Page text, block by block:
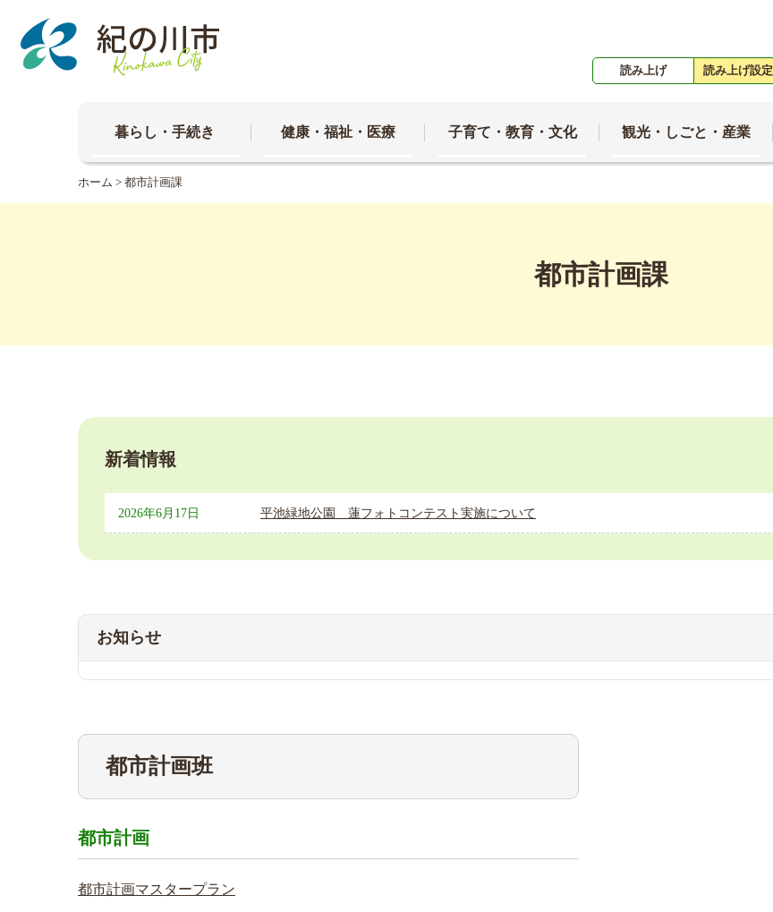
読み上げ 読み上げ設定
暮らし・手続き 健康・福祉・医療 子育て・教育・文化 観光・しごと・産業
ホーム > 都市計画課
都市計画課
新着情報
2026年6月17日 平池緑地公園 蓮フォトコンテスト実施について
お知らせ
都市計画班
​都市計画
都市計画マスタープラン